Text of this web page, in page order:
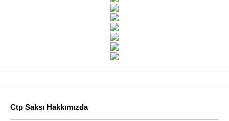
Ctp Saksı Hakkımızda